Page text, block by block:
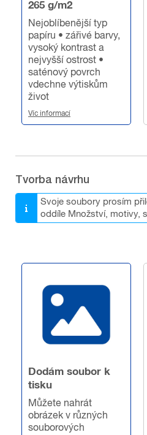
265 g/m2
Nejoblíbenější typ
papíru • zářivé barvy,
vysoký kontrast a
nejvyšší ostrost •
saténový povrch
vdechne výtiskům
život
Víc informací
Tvorba návrhu
Svoje soubory prosím
oddíle Množství, motivy,
Dodám soubor k
tisku
Můžete nahrát
obrázek v různých
souborových